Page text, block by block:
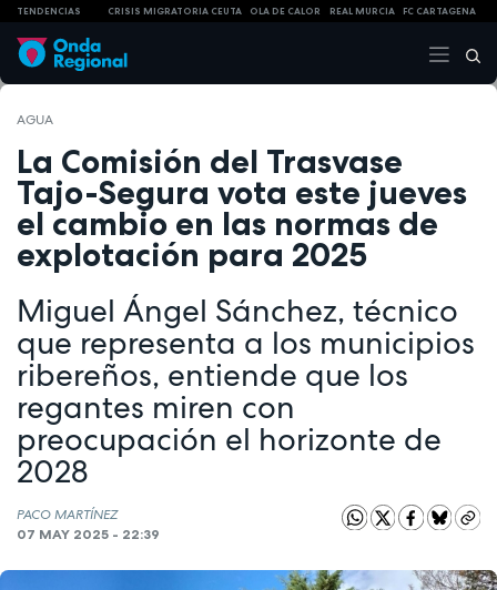
TENDENCIAS CRISIS MIGRATORIA CEUTA OLA DE CALOR REAL MURCIA FC CARTAGENA
AGUA
La Comisión del Trasvase
Tajo-Segura vota este jueves
el cambio en las normas de
explotación para 2025
Miguel Ángel Sánchez, técnico
que representa a los municipios
ribereños, entiende que los
regantes miren con
preocupación el horizonte de
2028
PACO MARTÍNEZ
07 MAY 2025 - 22:39